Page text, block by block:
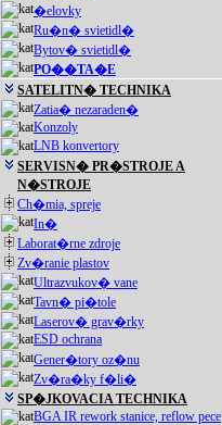
�elovky
Ru�n� svietidl�
Bytov� svietidl�
PO��TA�E
SATELITN� TECHNIKA
Zatia� nezaraden�
Konzoly
LNB konvertory
SERVISN� PR�STROJE A
N�STROJE
Ch�mia, spreje
In�
Laborat�rne zdroje
Zv�ranie plastov
Ultrazvukov� vane
Tavn� pi�tole
Laserov� grav�rky
ESD ochrana
Gener�tory oz�nu
Zv�ra�ky f�li�
SP�JKOVACIA TECHNIKA
BGA IR rework stanice, reflow pece